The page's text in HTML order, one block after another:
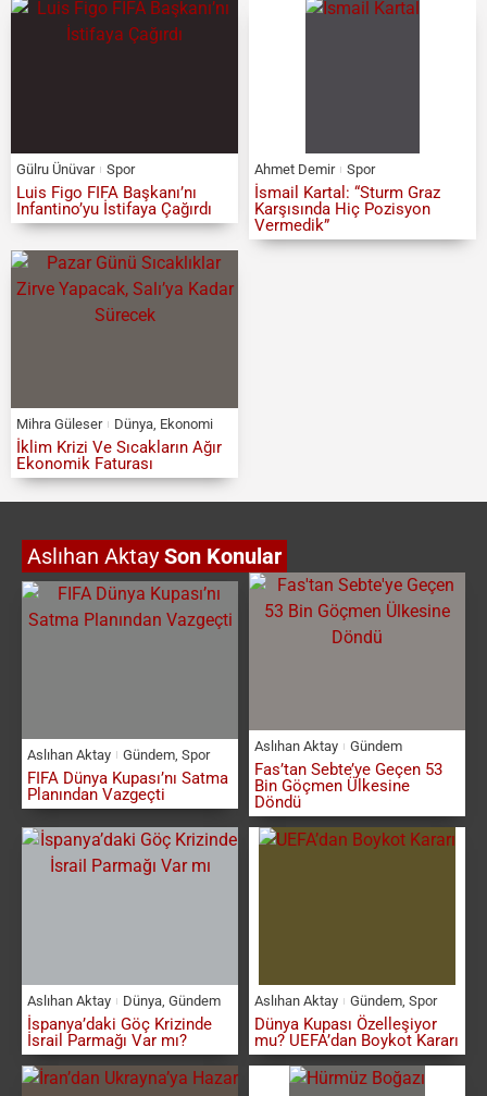
Gülru Ünüvar Spor
Luis Figo FIFA Başkanı’nı
Infantino’yu İstifaya Çağırdı
Ahmet Demir Spor
İsmail Kartal: “Sturm Graz
Karşısında Hiç Pozisyon
Vermedik”
Mihra Güleser Dünya, Ekonomi
İklim Krizi Ve Sıcakların Ağır
Ekonomik Faturası
Aslıhan Aktay Son Konular
Aslıhan Aktay Gündem Spor
FIFA Dünya Kupası’nı Satma
Planından Vazgeçti
Aslıhan Aktay Gündem
Fas’tan Sebte’ye Geçen 53
Bin Göçmen Ülkesine
Döndü
Aslıhan Aktay Dünya, Gündem
İspanya’daki Göç Krizinde
İsrail Parmağı Var mı?
Aslıhan Aktay Gündem, Spor
Dünya Kupası Özelleşiyor
mu? UEFA’dan Boykot Kararı